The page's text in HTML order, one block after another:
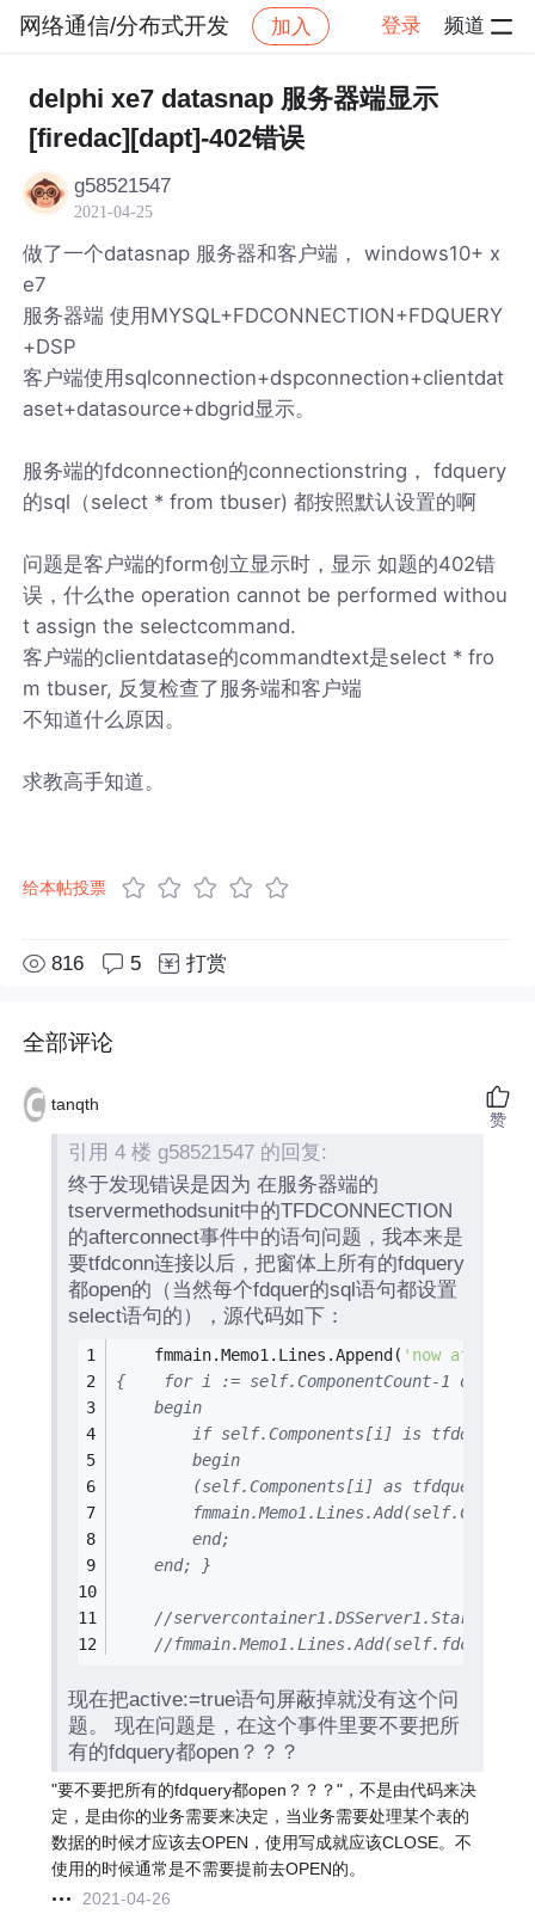
网络通信/分布式开发 加入 登录 频道
社区 网络通信/分布式开发 帖子详情
delphi xe7 datasnap 服务器端显示
[firedac][dapt]-402错误
g58521547
2021-04-25
做了一个datasnap 服务器和客户端， windows10+ x
e7
服务器端 使用MYSQL+FDCONNECTION+FDQUERY
+DSP
客户端使用sqlconnection+dspconnection+clientdat
aset+datasource+dbgrid显示。
服务端的fdconnection的connectionstring， fdquery
的sql（select * from tbuser) 都按照默认设置的啊
问题是客户端的form创立显示时，显示 如题的402错
误，什么the operation cannot be performed withou
t assign the selectcommand.
客户端的clientdatase的commandtext是select * fro
m tbuser, 反复检查了服务端和客户端
不知道什么原因。
求教高手知道。
给本帖投票
816 5 打赏
全部评论
tanqth
引用 4 楼 g58521547 的回复:
终于发现错误是因为 在服务器端的
tservermethodsunit中的TFDCONNECTION
的afterconnect事件中的语句问题，我本来是
要tfdconn连接以后，把窗体上所有的fdquery
都open的（当然每个fdquer的sql语句都设置
select语句的），源代码如下：
    fmmain.Memo1.Lines.Append(
'now aft
{    for i := self.ComponentCount-1 downto
    begin
if self.Components[i] is tfdquery
        begin
(self.Components[i] as
        end;
    end; }
//servercontainer1.DSServer1.Start;
//
现在把active:=true语句屏蔽掉就没有这个问
题。 现在问题是，在这个事件里要不要把所
有的fdquery都open？？？
"要不要把所有的fdquery都open？？？"，不是由代码来决
定，是由你的业务需要来决定，当业务需要处理某个表的
数据的时候才应该去OPEN，使用写成就应该CLOSE。不
使用的时候通常是不需要提前去OPEN的。
2021-04-26
赞